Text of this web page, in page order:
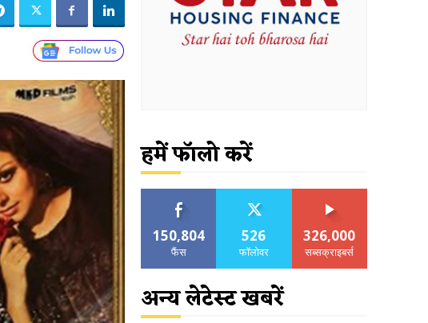
हमें फॉलो करें
150,804
फैंस
526
फॉलोवर
326,000
सब्सक्राइबर्स
अन्य लेटेस्ट खबरें